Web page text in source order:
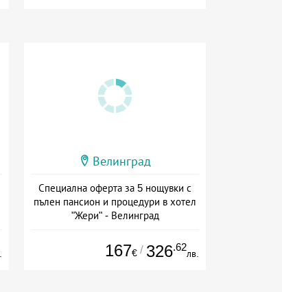
Велинград
Специална оферта за 5 нощувки с
пълен пансион и процедури в хотел
"Жери" - Велинград
167€ / 326.62
лв.